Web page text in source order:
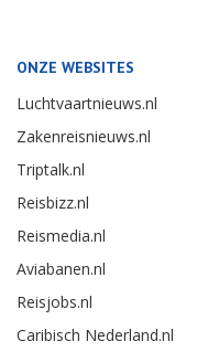
ONZE WEBSITES
Luchtvaartnieuws.nl
Zakenreisnieuws.nl
Triptalk.nl
Reisbizz.nl
Reismedia.nl
Aviabanen.nl
Reisjobs.nl
Caribisch Nederland.nl